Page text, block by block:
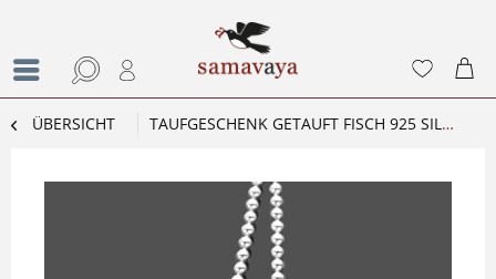
ÜBERSICHT TAUFGESCHENK GETAUFT FISCH 925 SILBER TAUFKETTE NAMENSGRAVUR